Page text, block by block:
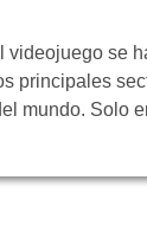
videojuego se
principales
mundo. Solo